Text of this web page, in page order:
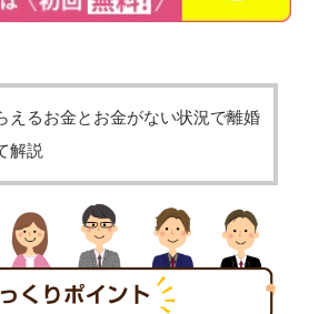
えるお金とお金がない状況で離婚
解説